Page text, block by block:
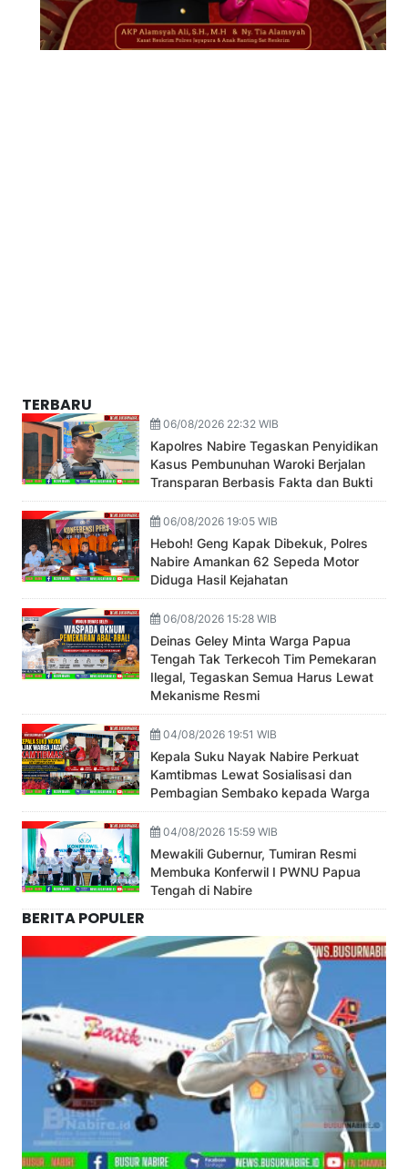
TERBARU
06/08/2026 22:32 WIB
Kapolres Nabire Tegaskan Penyidikan
Kasus Pembunuhan Waroki Berjalan
Transparan Berbasis Fakta dan Bukti
06/08/2026 19:05 WIB
Heboh! Geng Kapak Dibekuk, Polres
Nabire Amankan 62 Sepeda Motor
Diduga Hasil Kejahatan
06/08/2026 15:28 WIB
Deinas Geley Minta Warga Papua
Tengah Tak Terkecoh Tim Pemekaran
Ilegal, Tegaskan Semua Harus Lewat
Mekanisme Resmi
04/08/2026 19:51 WIB
Kepala Suku Nayak Nabire Perkuat
Kamtibmas Lewat Sosialisasi dan
Pembagian Sembako kepada Warga
04/08/2026 15:59 WIB
Mewakili Gubernur, Tumiran Resmi
Membuka Konferwil I PWNU Papua
Tengah di Nabire
BERITA POPULER